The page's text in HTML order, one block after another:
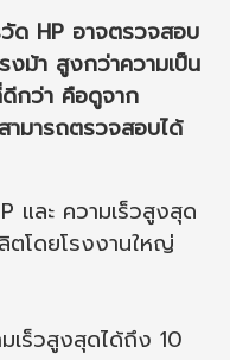
ด HP อาจตรวจสอบ
ม้า สูงกว่าความเป็น
กว่า คือดูจาก
ามารถตรวจสอบได้
และ ความเร็วสูงสุด
โดยโรงงานใหญ่
เร็วสูงสุดได้ถึง 10